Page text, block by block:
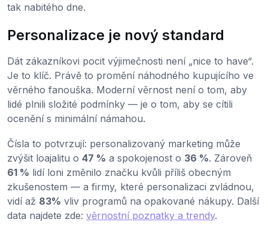
tak nabitého dne.
Personalizace je nový standard
Dát zákazníkovi pocit výjimečnosti není „nice to have“.
Je to klíč. Právě to promění náhodného kupujícího ve
věrného fanouška. Moderní věrnost není o tom, aby
lidé plnili složité podmínky — je o tom, aby se cítili
ocenění s minimální námahou.
Čísla to potvrzují: personalizovaný marketing může
zvýšit loajalitu o 47 % a spokojenost o 36 %. Zároveň
61 % lidí loni změnilo značku kvůli příliš obecným
zkušenostem — a firmy, které personalizaci zvládnou,
vidí až 83% vliv programů na opakované nákupy. Další
data najdete zde: věrnostní poznatky a trendy.